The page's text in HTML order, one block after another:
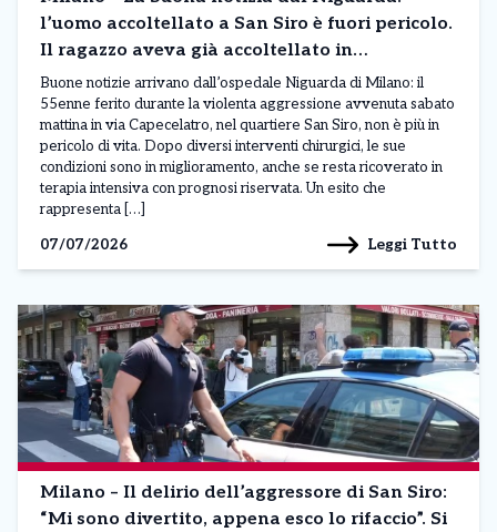
l’uomo accoltellato a San Siro è fuori pericolo.
Il ragazzo aveva già accoltellato in
Inghilterra. Le ultime
Buone notizie arrivano dall’ospedale Niguarda di Milano: il
55enne ferito durante la violenta aggressione avvenuta sabato
mattina in via Capecelatro, nel quartiere San Siro, non è più in
pericolo di vita. Dopo diversi interventi chirurgici, le sue
condizioni sono in miglioramento, anche se resta ricoverato in
terapia intensiva con prognosi riservata. Un esito che
rappresenta […]
07/07/2026
Leggi Tutto
Milano – Il delirio dell’aggressore di San Siro:
“Mi sono divertito, appena esco lo rifaccio”. Si